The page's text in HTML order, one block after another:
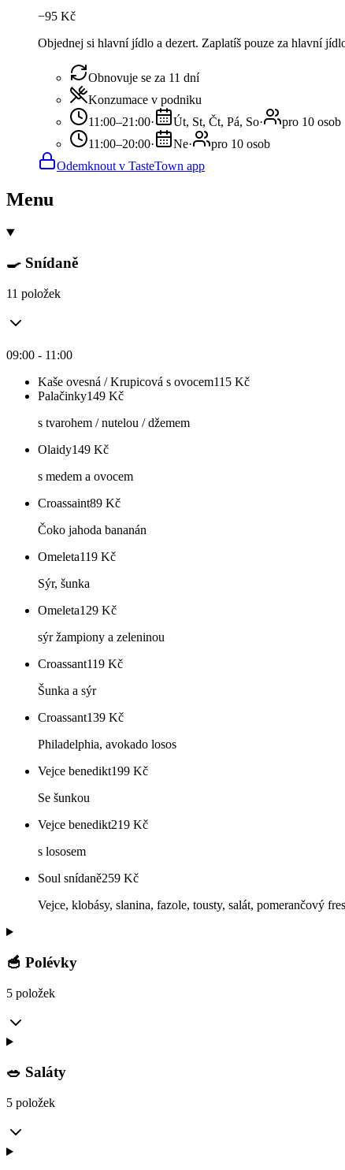
−95 Kč
Objednej si hlavní jídlo a dezert. Zaplatíš pouze za hlavní
Obnovuje se za 11 dní
Konzumace v podniku
11:00–21:00· Út, St, Čt, Pá, So·
pro 10 osob
11:00–20:00· Ne·
pro 10 osob
Odemknout v TasteTown app
Menu
🍳 Snídaně
11 položek
09:00 - 11:00
Kaše ovesná / Krupicová s ovocem115 Kč
Palačinky149 Kč
s tvarohem / nutelou / džemem
Olaidy149 Kč
s medem a ovocem
Croassaint89 Kč
Čoko jahoda bananán
Omeleta119 Kč
Sýr, šunka
Omeleta129 Kč
sýr žampiony a zeleninou
Croassant119 Kč
Šunka a sýr
Croassant139 Kč
Philadelphia, avokado losos
Vejce benedikt199 Kč
Se šunkou
Vejce benedikt219 Kč
s lososem
Soul snídaně259 Kč
Vejce, klobásy, slanina, fazole, tousty, salát, pomerančový
🥣 Polévky
5 položek
🥗 Saláty
5 položek